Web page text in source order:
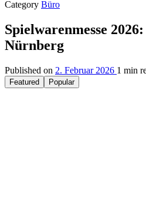
Category Büro
Spielwarenmesse
Nürnberg
Published on 2. Februar 2026 1 min
Featured Popular